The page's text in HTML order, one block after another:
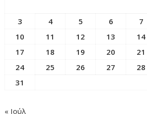
3
4 5 6 7
10
11 12 13 14
17
18 19 20 21
24
25 26 27 28
31
« Ιούλ